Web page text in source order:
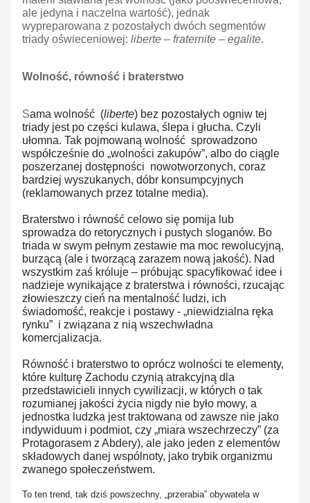
ale jedyna i naczelna wartość), jednak
wypreparowana z pozostałych dwóch segmentów
triady oświeceniowej: liberte – fraternite – egalite.
Wolność, równość i braterstwo
Sama wolność (liberte) bez pozostałych ogniw tej
triady jest po części kulawa, ślepa i głucha. Czyli
ułomna. Tak pojmowaną wolność sprowadzono
współcześnie do „wolności zakupów”, albo do ciągle
poszerzanej dostępności nowotworzonych, coraz
bardziej wyszukanych, dóbr konsumpcyjnych
(reklamowanych przez totalne media).
Braterstwo i równość celowo się pomija lub
sprowadza do retorycznych i pustych sloganów. Bo
triada w swym pełnym zestawie ma moc rewolucyjną,
burzącą (ale i tworzącą zarazem nową jakość). Nad
wszystkim zaś króluje – próbując spacyfikować idee i
nadzieje wynikające z braterstwa i równości, rzucając
złowieszczy cień na mentalność ludzi, ich
świadomość, reakcje i postawy - „niewidzialna ręka
rynku” i związana z nią wszechwładna
komercjalizacja.
Równość i braterstwo to oprócz wolności te elementy,
które kulturę Zachodu czynią atrakcyjną dla
przedstawicieli innych cywilizacji, w których o tak
rozumianej jakości życia nigdy nie było mowy, a
jednostka ludzka jest traktowana od zawsze nie jako
indywiduum i podmiot, czy „miara wszechrzeczy” (za
Protagorasem z Abdery), ale jako jeden z elementów
składowych danej wspólnoty, jako trybik organizmu
zwanego społeczeństwem.
To ten trend, tak dziś powszechny, „przerabia” obywatela w